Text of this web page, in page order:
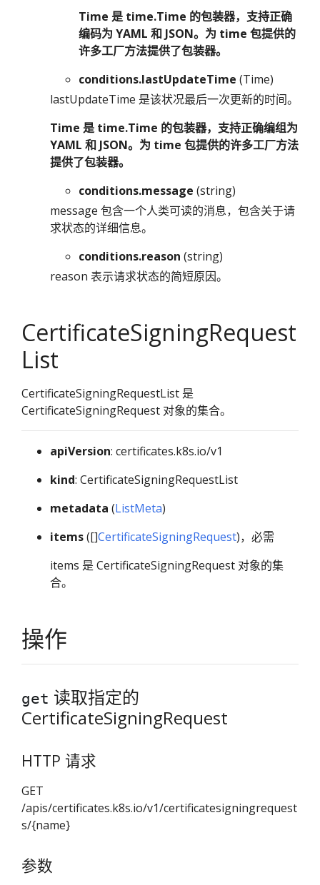
Time 是 time.Time 的包装器，支持正确
编码为 YAML 和 JSON。为 time 包提供的
许多工厂方法提供了包装器。
conditions.lastUpdateTime (Time)
lastUpdateTime 是该状况最后一次更新的时间。
Time 是 time.Time 的包装器，支持正确编组为
YAML 和 JSON。为 time 包提供的许多工厂方法
提供了包装器。
conditions.message (string)
message 包含一个人类可读的消息，包含关于请
求状态的详细信息。
conditions.reason (string)
reason 表示请求状态的简短原因。
CertificateSigningRequest
List
CertificateSigningRequestList 是
CertificateSigningRequest 对象的集合。
apiVersion: certificates.k8s.io/v1
kind: CertificateSigningRequestList
metadata (ListMeta)
items([]CertificateSigningRequest)，必需
items 是 CertificateSigningRequest 对象的集
合。
操作
get 读取指定的
CertificateSigningRequest
HTTP 请求
GET
/apis/certificates.k8s.io/v1/certificatesigningrequest
s/{name}
参数